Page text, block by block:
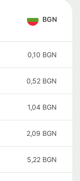
BGN
0,10 BGN
0,52 BGN
1,04 BGN
2,09 BGN
5,22 BGN